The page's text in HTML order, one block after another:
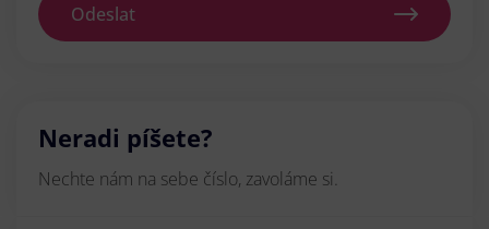
Odeslat
Neradi píšete?
Nechte nám na sebe číslo, zavoláme si.